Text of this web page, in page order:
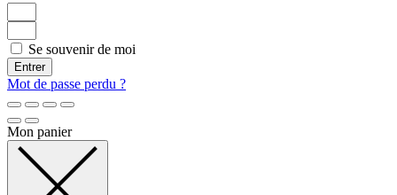
Se souvenir de moi
Entrer
Mot de passe perdu ?
Mon panier